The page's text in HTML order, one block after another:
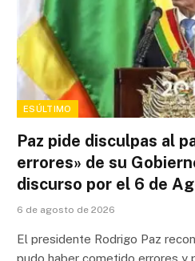
ESÚLTIMO
Paz pide disculpas al
errores» de su
discurso por el 6 de
6 de agosto de 2026
El presidente Rodrigo Paz